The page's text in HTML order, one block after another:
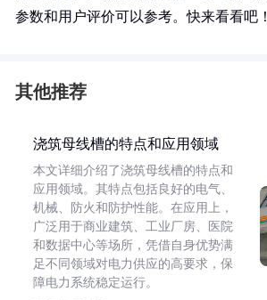
参数和用户评价可以参考。快来看看吧！
其他推荐
浇筑母线槽的特点和应用领域
本文详细介绍了浇筑母线槽的特点和
应用领域。其特点包括良好的电气、
机械、防火和防护性能。在应用上，
广泛用于商业建筑、工业厂房、医院
和数据中心等场所，凭借自身优势满
足不同领域对电力供应的高要求，保
障电力系统稳定运行。